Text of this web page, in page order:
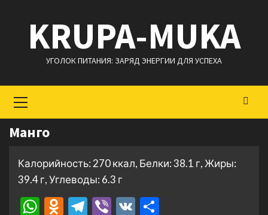
содержимому
KRUPA-MUKA
УГОЛОК ПИТАНИЯ: ЗАРЯД ЭНЕРГИИ ДЛЯ УСПЕХА
меню
Манго
Калорийность: 270 ккал, Белки: 38.1 г, Жиры:
39.4 г, Углеводы: 6.3 г
WhatsApp
Odnoklassniki
Telegram
Viber
VK